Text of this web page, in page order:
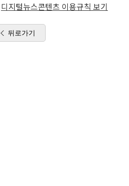
디지털뉴스콘텐츠 이용규칙 보기
뒤로가기